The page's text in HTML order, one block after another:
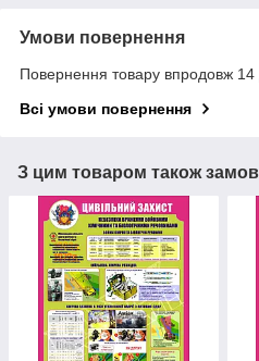
Умови повернення
Повернення товару впродовж 14
Всі умови повернення
З цим товаром також